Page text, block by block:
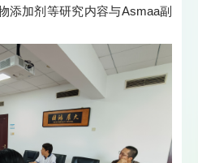
添加剂等研究内容与Asmaa副